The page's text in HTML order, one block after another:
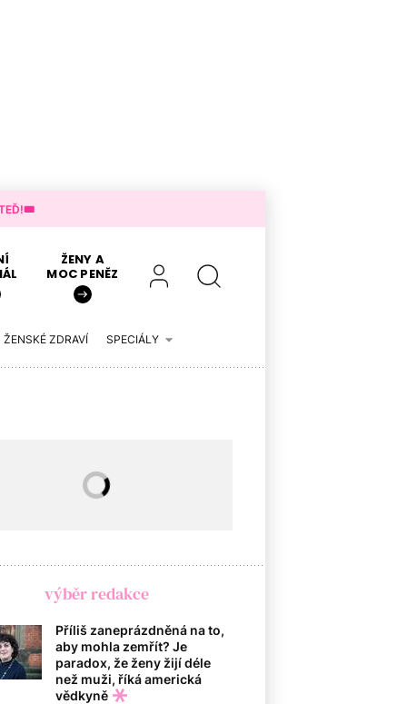
TEĎ!🎟️
ŽENY A
MOC PENĚZ
ŽENSKÉ ZDRAVÍ SPECIÁLY
výběr redakce
Příliš zaneprázdněná na to,
aby mohla zemřít? Je
paradox, že ženy žijí déle
než muži, říká americká
vědkyně